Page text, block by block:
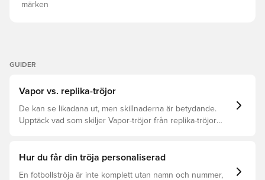
märken
GUIDER
Vapor vs. replika-tröjor
De kan se likadana ut, men skillnaderna är betydande.
Upptäck vad som skiljer Vapor-tröjor från replika-tröjor
Hur du får din tröja personaliserad
En fotbollströja är inte komplett utan namn och nummer,